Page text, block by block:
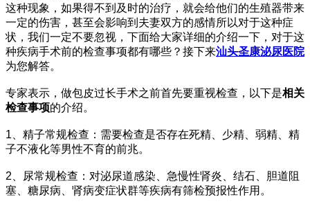
这种现象，如果得不到及时的治疗，就会给他们的生殖器带来
一定的伤害，甚至会影响到夫妻双方的感情所以对于这种症
状，我们一定不要忽视，下面给大家详细的介绍一下，对于这
种疾病手术前的检查事项都有哪些？接下来汕头圣康泌尿医院
为您解答。
专家表示，做包皮过长手术之前首先要重视检查，以下是相关
检查事项的介绍。
1、精子常规检查：需要检查是否存在死精、少精、弱精、精
子不液化等男性不育的前兆。
2、尿常规检查：对泌尿道感染、急慢性肾炎、结石、胆道阻
塞、糖尿病、肾病变症状群等疾病有筛检预报性作用。